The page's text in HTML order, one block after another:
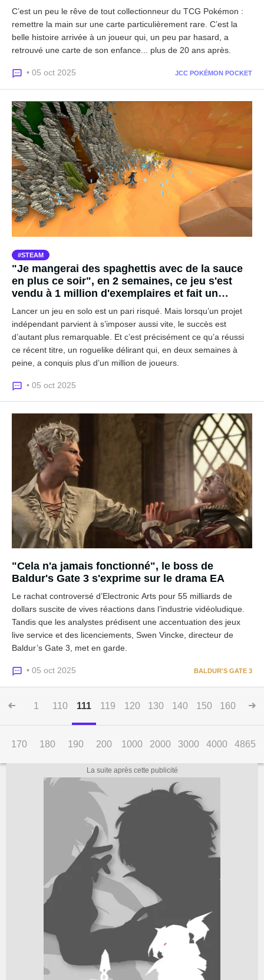
C’est un peu le rêve de tout collectionneur du TCG Pokémon :
remettre la main sur une carte particulièrement rare. C’est la
belle histoire arrivée à un joueur qui, un peu par hasard, a
retrouvé une carte de son enfance... plus de 20 ans après.
• 05 oct 2025 JCC POKÉMON POCKET
STEAM
"Je mangerai des spaghettis avec de la sauce
en plus ce soir", en 2 semaines, ce jeu s'est
vendu à 1 million d'exemplaires et fait un
carton sur Steam et Twitch
Lancer un jeu en solo est un pari risqué. Mais lorsqu’un projet
indépendant parvient à s’imposer aussi vite, le succès est
d’autant plus remarquable. Et c’est précisément ce qu’a réussi
ce récent titre, un roguelike délirant qui, en deux semaines à
peine, a conquis plus d’un million de joueurs.
• 05 oct 2025
"Cela n'a jamais fonctionné", le boss de
Baldur's Gate 3 s'exprime sur le drama EA
Le rachat controversé d’Electronic Arts pour 55 milliards de
dollars suscite de vives réactions dans l’industrie vidéoludique.
Tandis que les analystes prédisent une accentuation des jeux
live service et des licenciements, Swen Vincke, directeur de
Baldur’s Gate 3, met en garde.
• 05 oct 2025 BALDUR'S GATE 3
1 110 111 119 120 130 140 150 160
170 180 190 200 1000 2000 3000 4000 4865